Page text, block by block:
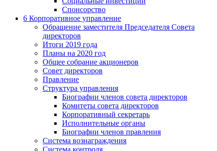
Спонсорство
6 Корпоративное управление
Обращение заместителя Председателя Совета
директоров
Итоги 2019 года
Планы на 2020 год
Общее собрание акционеров
Совет директоров
Правление
Структура управления
Биографии членов совета директоров
Комитеты совета директоров
Корпоративный секретарь
Исполнительные органы
Биографии членов правления
Система вознаграждения
Система контроля